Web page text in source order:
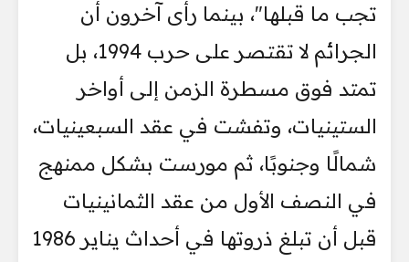
تجب ما قبلها"، بينما رأى آخرون أن
الجرائم لا تقتصر على حرب 1994، بل
تمتد فوق مسطرة الزمن إلى أواخر
الستينيات، وتفشت في عقد السبعينيات،
شمالًا وجنوبًا، ثم مورست بشكل ممنهج
في النصف الأول من عقد الثمانينيات
قبل أن تبلغ ذروتها في أحداث يناير 1986